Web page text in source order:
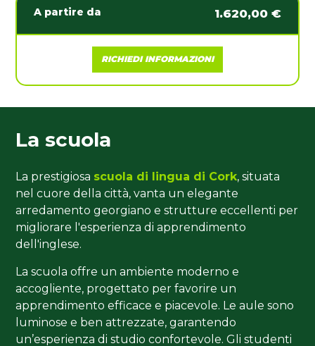
A partire da 1.620,00 €
RICHIEDI INFORMAZIONI
La scuola
La prestigiosa scuola di lingua di Cork, situata
nel cuore della città, vanta un elegante
arredamento georgiano e strutture eccellenti per
migliorare l'esperienza di apprendimento
dell'inglese.
La scuola offre un ambiente moderno e
accogliente, progettato per favorire un
apprendimento efficace e piacevole. Le aule sono
luminose e ben attrezzate, garantendo
un’esperienza di studio confortevole. Gli studenti